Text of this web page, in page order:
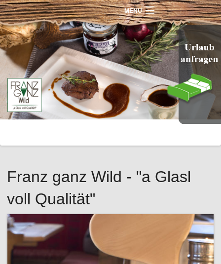
MENU
Home
Familienhotel
Almhütten
Schiwinter
Preise
Franzganzwild
Franz ganz Wild - "a Glasl
voll Qualität"